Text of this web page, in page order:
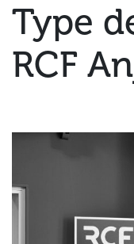
Type
RCF